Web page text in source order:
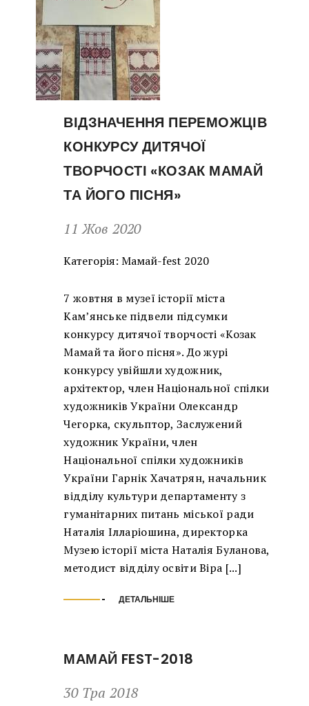
ВІДЗНАЧЕННЯ ПЕРЕМОЖЦІВ
КОНКУРСУ ДИТЯЧОЇ
ТВОРЧОСТІ «КОЗАК МАМАЙ
ТА ЙОГО ПІСНЯ»
11 Жов 2020
Категорія: Мамай-fest 2020
7 жовтня в музеї історії міста
Кам’янське підвели підсумки
конкурсу дитячої творчості «Козак
Мамай та його пісня». До журі
конкурсу увійшли художник,
архітектор, член Національної спілки
художників України Олександр
Чегорка, скульптор, Заслужений
художник України, член
Національної спілки художників
України Гарнік Хачатрян, начальник
відділу культури департаменту з
гуманітарних питань міської ради
Наталія Ілларіошина, директорка
Музею історії міста Наталія Буланова,
методист відділу освіти Віра [...]
ДЕТАЛЬНІШЕ
МАМАЙ FEST-2018
30 Тра 2018